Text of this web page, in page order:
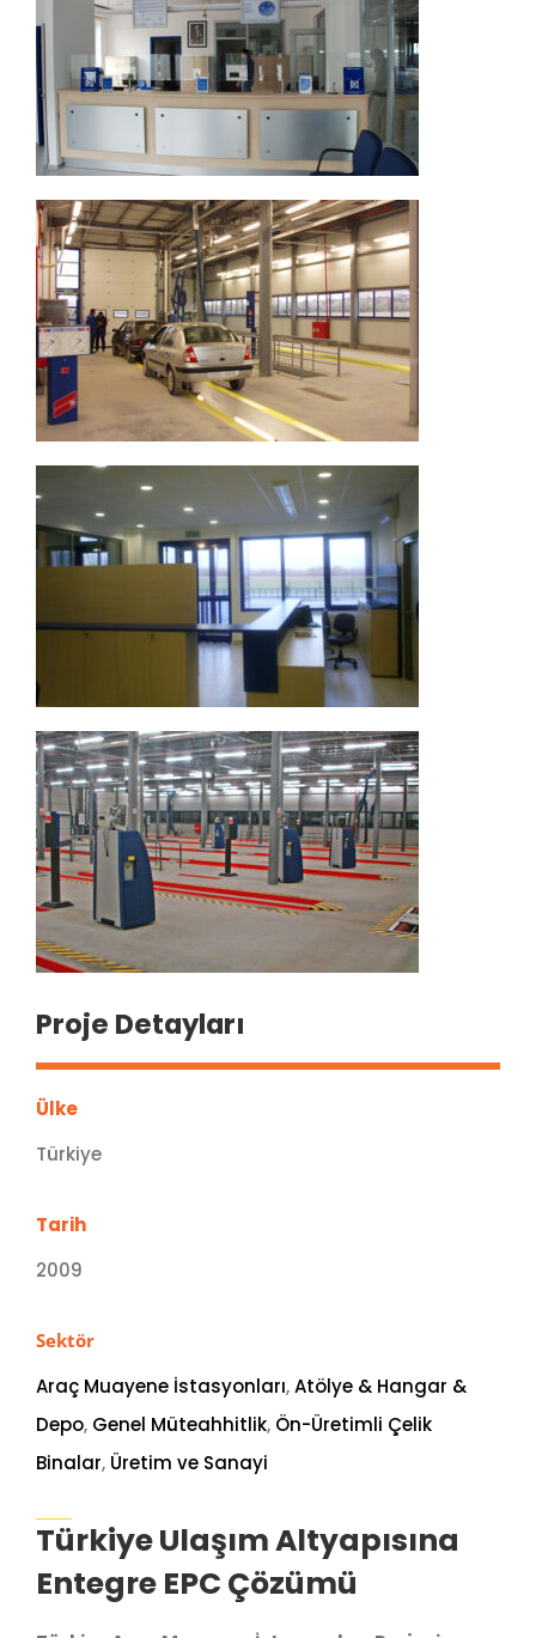
Proje Detayları
Ülke
Türkiye
Tarih
2009
Sektör
Araç Muayene İstasyonları,Atölye & Hangar &
Depo, Genel Müteahhitlik, Ön-Üretimli Çelik
Binalar, Üretim ve Sanayi
Türkiye Ulaşım Altyapısına
Entegre EPC Çözümü